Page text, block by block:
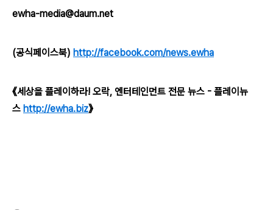
ewha-media@daum.net
(공식페이스북) http://facebook.com/news.ewha
《세상을 플레이하라! 오락, 엔터테인먼트 전문 뉴스 - 플레이뉴
스 http://ewha.biz》